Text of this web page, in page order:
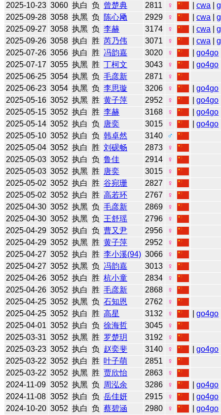
2025-10-23 3060 执白 负 曾楚典 2811 ♀ |cwa |
2025-09-28 3058 执黑 负 陈心飏 2929 ♀ |cwa |
2025-09-27 3058 执黑 负 李赫 3174 ♀ |cwa |
2025-09-26 3058 执白 胜 芮乃伟 3071 ♀ |cwa |
2025-07-26 3056 执白 胜 冯韵嘉 3020 ♀ |go4go
2025-07-17 3055 执黑 胜 丁柯文 3043 ♀ |go4go
2025-06-25 3054 执黑 负 毛彦新 2871
♀
2025-06-23 3054 执黑 负 李思璇 3206 ♀ |go4go
2025-05-16 3052 执黑 胜 黄子萍 2952 ♀ |go4go
2025-05-15 3052 执白 胜 李赫 3168 ♀ |go4go
2025-05-14 3052 执白 负 唐奕 3015 ♀ |go4go
2025-05-10 3052 执白 负 韩卓然 3140
♂
2025-05-04 3052 执白 胜 刘砚畅 2873
♀
2025-05-03 3052 执白 负 鲁佳 2914
♀
2025-05-03 3052 执黑 胜 唐奕 3015
♀
2025-05-02 3052 执白 胜 谷宛珊 2827
♀
2025-05-02 3052 执白 胜 高若环 2767
♀
2025-04-30 3052 执黑 负 毛彦新 2869
♀
2025-04-30 3052 执黑 负 王舒瑶 2796
♀
2025-04-29 3052 执白 负 曹又尹 2956
♀
2025-04-29 3052 执黑 胜 黄子萍 2952
♀
2025-04-27 3052 执白 胜 李小溪(94) 3066
♀
2025-04-27 3052 执黑 负 冯韵嘉 3013
♀
2025-04-26 3052 执白 胜 杭小童 2834
♀
2025-04-26 3052 执白 胜 毛彦新 2868
♀
2025-04-25 3052 执黑 负 石知恩 2762
♀
2025-04-25 3052 执白 胜 高星 3132 ♀ |go4go
2025-04-01 3052 执白 负 徐海哲 3045
♀
2025-03-31 3052 执黑 胜 罗楚玥 3192
♀
2025-03-23 3052 执白 负 赵奕斐 3140 ♀ |go4go
2025-03-22 3052 执白 胜 叶子萌 2851
♀
2025-03-22 3052 执黑 胜 贾欣怡 2863
♀
2024-11-09 3052 执黑 负 周泓余 3286 ♀ |go4go
2024-11-08 3052 执白 负 岳佳妍 2915 ♀ |go4go
2024-10-20 3052 执白 负 蔡碧涵 2980 ♀ |go4go